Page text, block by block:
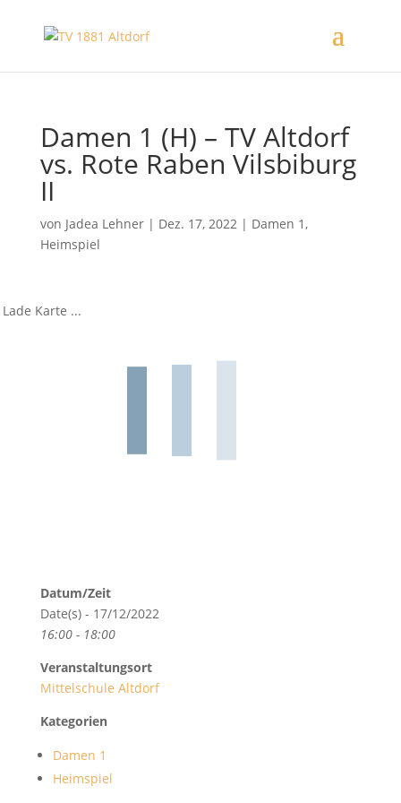
Damen 1 (H) – TV Altdorf
vs. Rote Raben Vilsbiburg
II
von Jadea Lehner| Dez. 17, 2022| Damen 1,
Heimspiel
Lade Karte ...
Datum/Zeit
Date(s) - 17/12/2022
16:00 - 18:00
Veranstaltungsort
Mittelschule Altdorf
Kategorien
Damen 1
Heimspiel